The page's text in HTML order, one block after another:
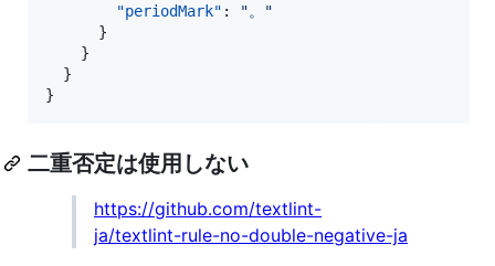
"periodMark" : "。
"
      }
    }
  }
}
二重否定は使用しない
https://github.com/textlint-
ja/textlint-rule-no-double-negative-ja